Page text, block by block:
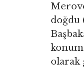
doğdu
olarak